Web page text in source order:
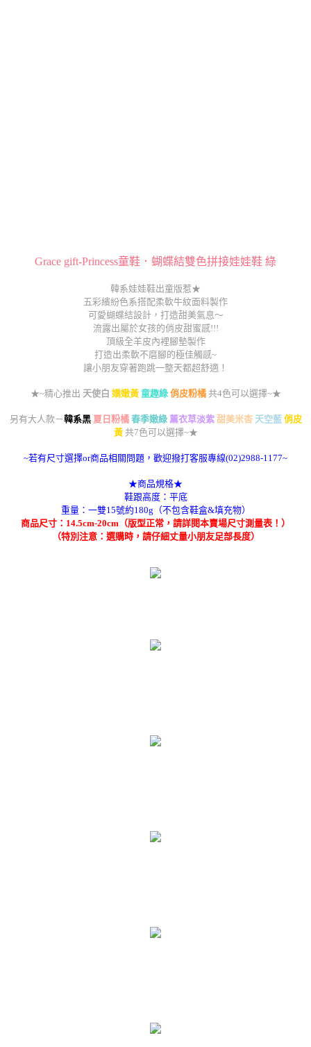
Grace gift-Princess童鞋．蝴蝶結雙色拼接娃娃鞋 綠
韓系娃娃鞋出童版惹★
五彩繽紛色系搭配柔軟牛紋面料製作
可愛蝴蝶結設計，打造甜美氣息～
流露出屬於女孩的俏皮甜蜜感!!!
頂級全羊皮內裡腳墊製作
打造出柔軟不磨腳的極佳觸感~
讓小朋友穿著跑跳一整天都超舒適！
★~精心推出 天使白 嬌嫩黃 童趣綠 俏皮粉橘共4色可以選擇~★
另有大人款－韓系黑 夏日粉橘 春季嫩綠 薰衣草淡紫 甜美米杏 天空藍 俏皮
黃共7色可以選擇~★
~若有尺寸選擇or商品相關問題，歡迎撥打客服專線(02)2988-1177~
★商品規格★
鞋跟高度：平底
重量：一雙15號約180g（不包含鞋盒&填充物）
商品尺寸：14.5cm-20cm（版型正常，請詳閱本賣場尺寸測量表！）
（特別注意：選購時，請仔細丈量小朋友足部長度）